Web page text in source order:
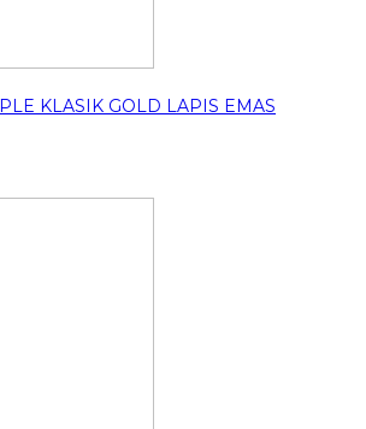
KLASIK GOLD LAPIS EMAS